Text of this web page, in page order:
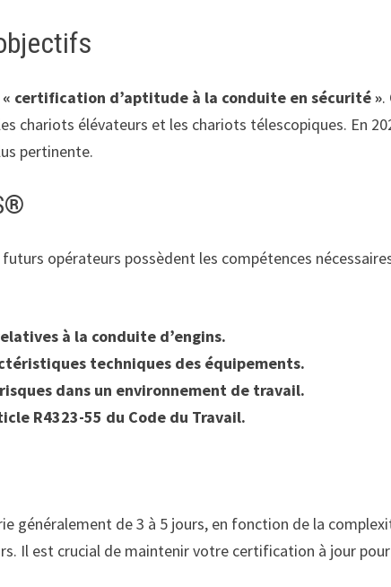
« certification d’aptitude à la conduite en sécurité ».
chariots élévateurs et les chariots télescopiques. En
pertinente.
futurs opérateurs possèdent les compétences
à la conduite d’engins.
techniques des équipements.
dans un environnement de travail.
R4323-55 du Code du Travail.
généralement de 3 à 5 jours, en fonction de la
Il est crucial de maintenir votre certification à jour